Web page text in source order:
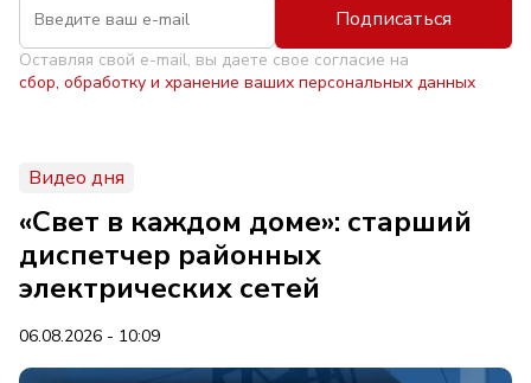
Подписаться
Оставляя свой e-mail, вы даете свое согласие на
сбор, обработку и хранение ваших персональных данных
Видео дня
«Свет в каждом доме»: старший
диспетчер районных
электрических сетей
06.08.2026 - 10:09